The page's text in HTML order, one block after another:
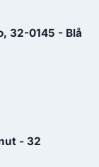
32-0145 - Blå
- 32